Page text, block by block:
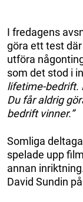
I fredagens
göra ett test
utföra
som det stod i
lifetime-bedrift.
Du får aldrig
bedrift vinner.”
Somliga
spelade upp
annan
David Sundin